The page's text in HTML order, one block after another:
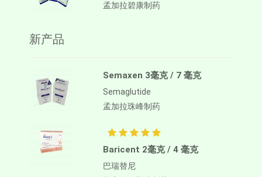
孟加拉碧康制药
新产品
Semaxen 3毫克 / 7 毫克
Semaglutide
孟加拉珠峰制药
Baricent 2毫克 / 4 毫克
巴瑞替尼